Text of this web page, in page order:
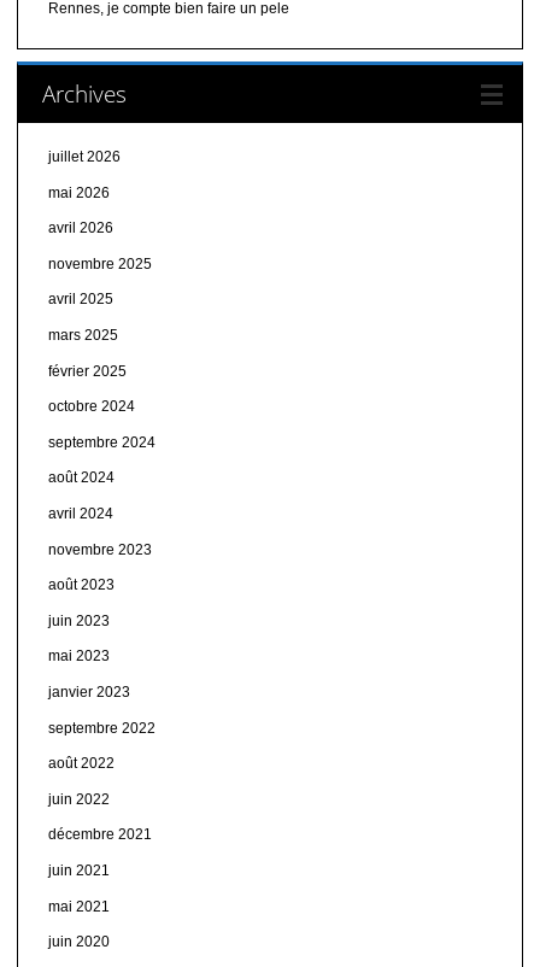
Rennes, je compte bien faire un pele
Archives
juillet 2026
mai 2026
avril 2026
novembre 2025
avril 2025
mars 2025
février 2025
octobre 2024
septembre 2024
août 2024
avril 2024
novembre 2023
août 2023
juin 2023
mai 2023
janvier 2023
septembre 2022
août 2022
juin 2022
décembre 2021
juin 2021
mai 2021
juin 2020